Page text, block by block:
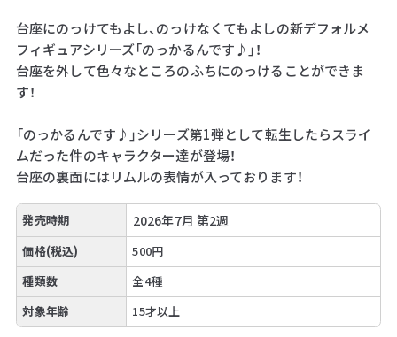
台座にのっけてもよし、のっけなくてもよしの新デフォルメ
フィギュアシリーズ「のっかるんです♪」！
台座を外して色々なところのふちにのっけることができま
す！
「のっかるんです♪」シリーズ第1弾として転生したらスライ
ムだった件のキャラクター達が登場！
台座の裏面にはリムルの表情が入っております！
発売時期 2026年7月 第2週
価格(税込)
500円
種類数
全4種
対象年齢
15才以上